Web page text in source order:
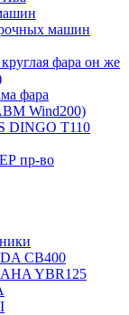
машин
фара он же
фара
Wind200)
DINGO Т110
пр-во
CB400
YBR125